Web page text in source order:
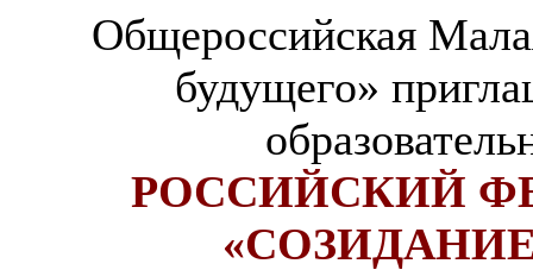
Общероссийская
будущего»
РОССИЙСКИЙ